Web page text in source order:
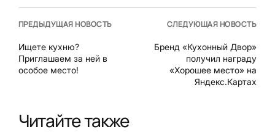
ПРЕДЫДУЩАЯ НОВОСТЬ
Ищете кухню?
Приглашаем за ней в
особое место!
СЛЕДУЮЩАЯ НОВОСТЬ
Бренд «Кухонный Двор»
получил награду
«Хорошее место» на
Яндекс.Картах
Читайте также